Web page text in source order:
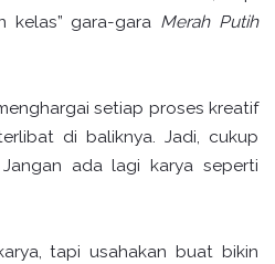
kelas” gara-gara Merah Putih
setiap proses kreatif
di baliknya. Jadi, cukup
ada lagi karya seperti
tapi usahakan buat bikin